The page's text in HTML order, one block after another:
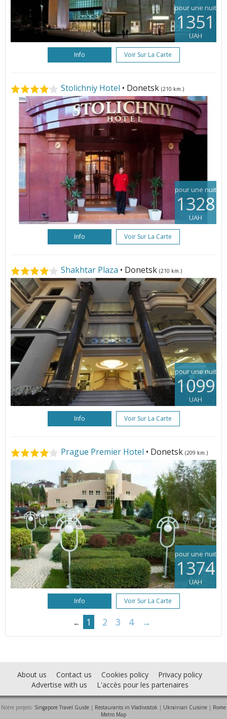
pour une nuit
1351
UAH
Info Voir Sur La Carte
Stolichniy Hotel • Donetsk (210 km.)
pour une nuit
1328
UAH
Info Voir Sur La Carte
Shakhtar Plaza • Donetsk (210 km.)
pour une nuit
1099
UAH
Info Voir Sur La Carte
Prague Premier Hotel • Donetsk (209 km.)
pour une nuit
1374
UAH
Info Voir Sur La Carte
← 1 2 3 4 →
About us Contact us Cookies policy
Privacy policy
Advertise with us
L'accès pour les partenaires
Notre projets: Singapore Travel Guide | Restaurants in Vladivostok | Ukrainian Cuisine | Rome
Metro Map